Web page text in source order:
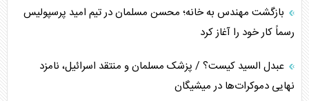
اوکراین بازوی مخرب آمریکا در غرب آسیا
اهمیت راهبردی اردن برای آمریکا
پیام، ظرفیت بالفعل‌نشده تجارت ایران
بازگشت مهندس به خانه؛ محسن مسلمان در تیم امید پرسپولیس
رسماً کار خود را آغاز کرد
عبدل السید کیست؟ / پزشک مسلمان و منتقد اسرائیل، نامزد
نهایی دموکرات‌ها در میشیگان